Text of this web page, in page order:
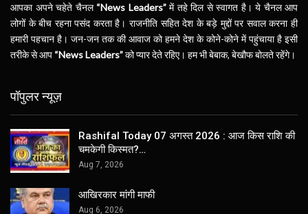
आपका अपने चहेते चैनल “News Leaders”में तहे दिल से स्वागत है। ये चैनल आप
लोगों के बीच रहना पसंद करता है। राजनीति सहित देश के बड़े मुद्दों पर सवाल करना ही
हमारी पहचान है। जन-जन तक की आवाज को हमने देश के कोने-कोने में पहुंचाया है इसी
तरीके से आप “News Leaders”को प्यार देते रहिए। हम भी बेबाक, बेखौफ बोलते रहेंगे।
पॉपुलर न्यूज़
Rashifal Today 07 अगस्त 2026 : आज किस राशि की
चमकेगी किस्मत?…
Aug 7, 2026
आखिरकार मांगी माफी
Aug 6, 2026